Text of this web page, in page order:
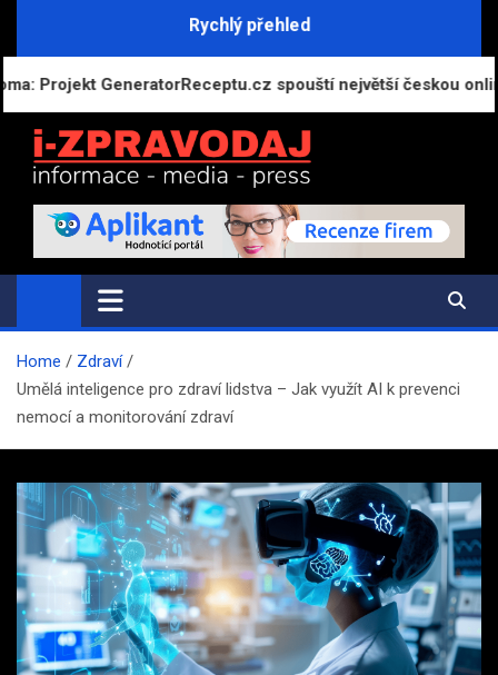
Rychlý přehled
spouští největší českou online kuchařku
i-ZPRAVODAJ.CZ
Přehled zpráv, novinek a zajímavostí
Home
Zdraví
Umělá inteligence pro zdraví lidstva – Jak využít AI k prevenci
nemocí a monitorování zdraví